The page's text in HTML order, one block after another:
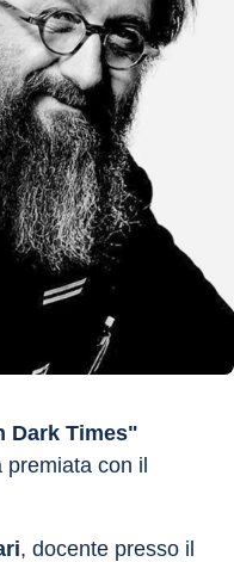
Dark Times"
premiata con il
, docente presso il